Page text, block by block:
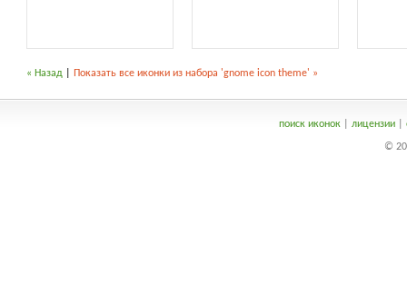
« Назад Показать все иконки из набора 'gnome icon theme' »
поиск иконок| лицензии|
©